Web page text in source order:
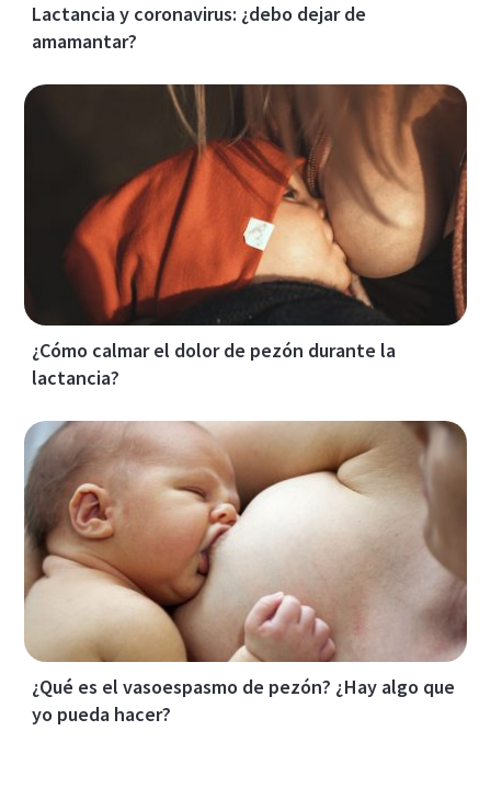
Lactancia y coronavirus: ¿debo dejar de
amamantar?
¿Cómo calmar el dolor de pezón durante la
lactancia?
¿Qué es el vasoespasmo de pezón? ¿Hay algo que
yo pueda hacer?